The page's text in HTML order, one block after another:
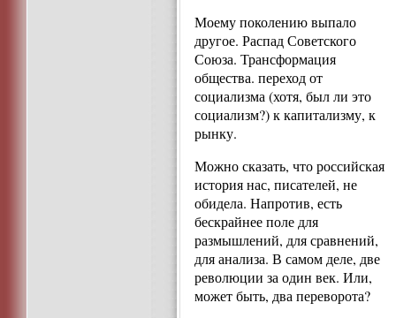
Моему поколению выпало
другое. Распад Советского
Союза. Трансформация
общества. переход от
социализма (хотя, был ли это
социализм?) к капитализму, к
рынку.
Можно сказать, что российская
история нас, писателей, не
обидела. Напротив, есть
бескрайнее поле для
размышлений, для сравнений,
для анализа. В самом деле, две
революции за один век. Или,
может быть, два переворота?